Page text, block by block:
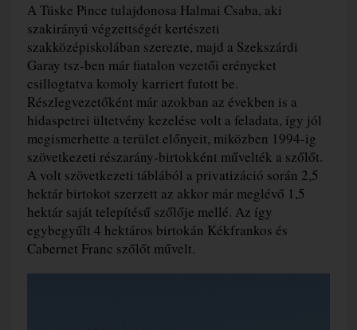
A Tüske Pince tulajdonosa Halmai Csaba, aki
szakirányú végzettségét kertészeti
szakközépiskolában szerezte, majd a Szekszárdi
Garay tsz-ben már fiatalon vezetői erényeket
csillogtatva komoly karriert futott be.
Részlegvezetőként már azokban az években is a
hidaspetrei ültetvény kezelése volt a feladata, így jól
megismerhette a terület előnyeit, miközben 1994-ig
szövetkezeti részarány-birtokként művelték a szőlőt.
A volt szövetkezeti táblából a privatizáció során 2,5
hektár birtokot szerzett az akkor már meglévő 1,5
hektár saját telepítésű szőlője mellé. Az így
egybegyűlt 4 hektáros birtokán Kékfrankos és
Cabernet Franc szőlőt művelt.